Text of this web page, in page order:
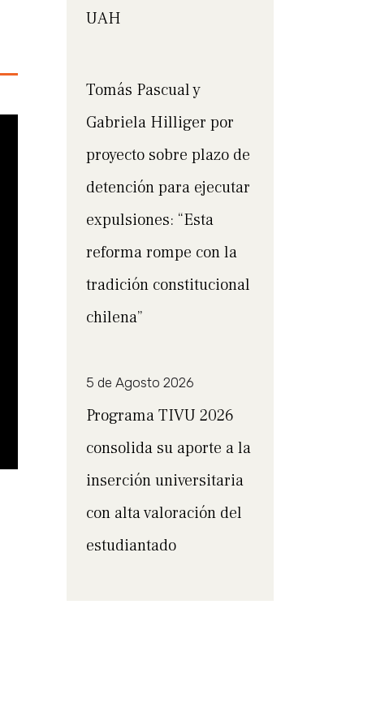
UAH
Tomás Pascual y
Gabriela Hilliger por
proyecto sobre plazo de
detención para ejecutar
expulsiones: “Esta
reforma rompe con la
tradición constitucional
chilena”
5 de Agosto 2026
Programa TIVU 2026
consolida su aporte a la
inserción universitaria
con alta valoración del
estudiantado